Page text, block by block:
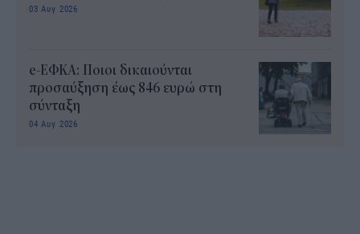
03 Αυγ 2026
e-ΕΦΚΑ: Ποιοι δικαιούνται
προσαύξηση έως 846 ευρώ στη
σύνταξη
04 Αυγ 2026